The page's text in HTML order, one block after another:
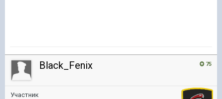
75
Black_Fenix
Участник